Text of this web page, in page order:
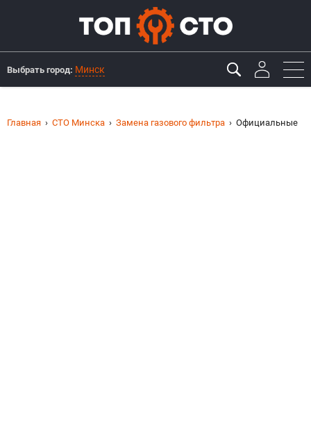
Выбрать город: Минск
Главная СТО Минска Замена газового фильтра Официальные